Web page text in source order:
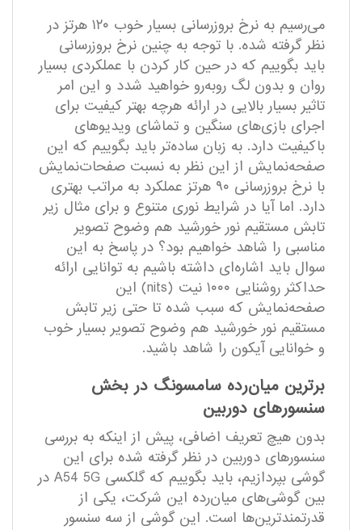
می‌رسیم به نرخ بروزرسانی بسیار خوب ۱۲۰ هرتز در
نظر گرفته شده. با توجه به چنین نرخ بروزرسانی
باید بگوییم که در حین کار کردن با عملکردی بسیار
روان و بدون لگ روبه‌رو خواهید شدد و این امر
تاثیر بسیار بالایی در ارائه هرچه بهتر کیفیت برای
اجرای بازی‌های سنگین و تماشای ویدیوهای
باکیفیت دارد. به زبان ساده‌تر باید بگوییم که این
صفحه‌نمایش از این نظر به نسبت صفحات‎‌نمایش
با نرخ بروزرسانی ۹۰ هرتز عملکرد به مراتب بهتری
دارد. اما آیا در شرایط نوری متنوع و برای مثال زیر
تابش مستقیم نور خورشید هم وضوح تصویر
مناسبی را شاهد خواهیم بود؟ در پاسخ به این
سوال باید اشاره‌ای داشته باشیم به توانایی ارائه
حداکثر روشنایی ۱۰۰۰ نیت (nits) این
صفحه‌نمایش که سبب شده تا حتی زیر تابش
مستقیم نور خورشید هم وضوح تصویر بسیار خوب
و خوانایی آیکون را شاهد باشید.
برترین میان‌رده سامسونگ در بخش
سنسورهای دوربین
بدون هیچ تعریف اضافی، پیش از اینکه به بررسی
سنسورهای دوربین در نظر گرفته شده برای این
گوشی بپردازیم، باید بگوییم که گلکسی A54 5G در
بین گوشی‌های میان‌رده این شرکت، یکی از
قدرتمندترین‌ها است. این گوشی از سه سنسور